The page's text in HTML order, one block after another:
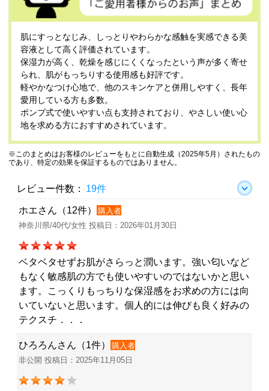
肌にすっとなじみ、しっとりやわらかな感触を実感できる美
容液として高く評価されています。
保湿力が高く、乾燥を感じにくくなったという声が多く寄せ
られ、肌がもっちりする使用感も好評です。
軽やかなつけ心地で、他のスキンケアと併用しやすく、長年
愛用している方も多数。
ポンプ式で使いやすい点も支持されており、やさしい使い心
地を求める方におすすめされています。
※このまとめはお客様のレビューをもとに自動生成（2025年5月）されたもの
であり、特定の効果を保証するものではありません。
レビュー件数： 19件
ホエさん（12件）
購入者
神奈川県/40代/女性 投稿日：2026年01月30日
ベタベタせずお肌がさらっと潤います。強い匂いなど
もなく敏感肌の方でも使いやすいのではないかと思い
ます。こっくりもっちりな保湿感をお求めの方には向
いていないと思います。個人的には伸びも良く好みの
テクスチ．．．
ひろろんさん（1件）
購入者
非公開 投稿日：2025年11月05日